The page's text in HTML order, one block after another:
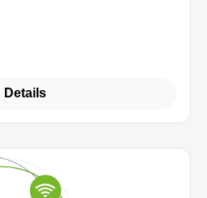
Details